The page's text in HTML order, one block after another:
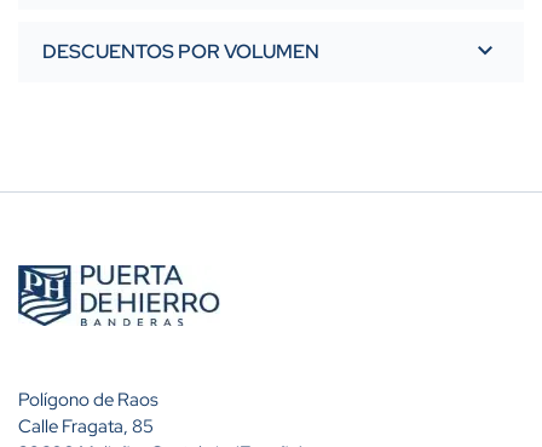
DESCUENTOS POR VOLUMEN
Polígono de Raos
Calle Fragata, 85